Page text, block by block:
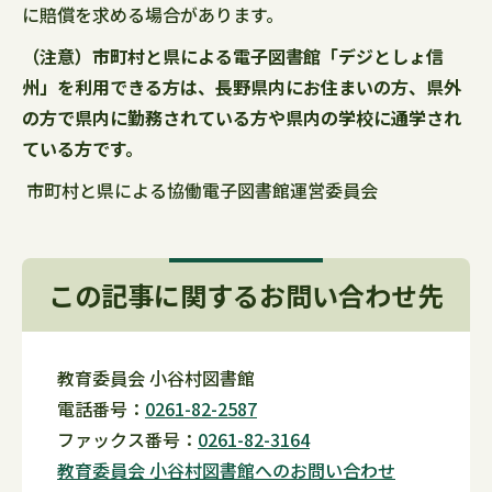
に賠償を求める場合があります。
（注意）市町村と県による電子図書館「デジとしょ信
州」を利用できる方は、長野県内にお住まいの方、県外
の方で県内に勤務されている方や県内の学校に通学され
ている方です。
市町村と県による協働電子図書館運営委員会
この記事に関するお問い合わせ先
教育委員会 小谷村図書館
電話番号： 0261-82-2587
ファックス番号： 0261-82-3164
教育委員会 小谷村図書館へのお問い合わせ